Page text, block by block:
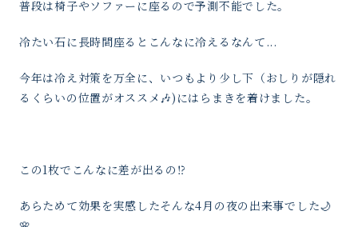
普段は椅子やソファーに座るので予測不能でした。
冷たい石に長時間座るとこんなに冷えるなんて...
今年は冷え対策を万全に、いつもより少し下（おしりが隠れ
るくらいの位置がオススメ🎶)にはらまきを着けました。
この1枚でこんなに差が出るの⁉️
あらためて効果を実感したそんな4月の夜の出来事でした🌙